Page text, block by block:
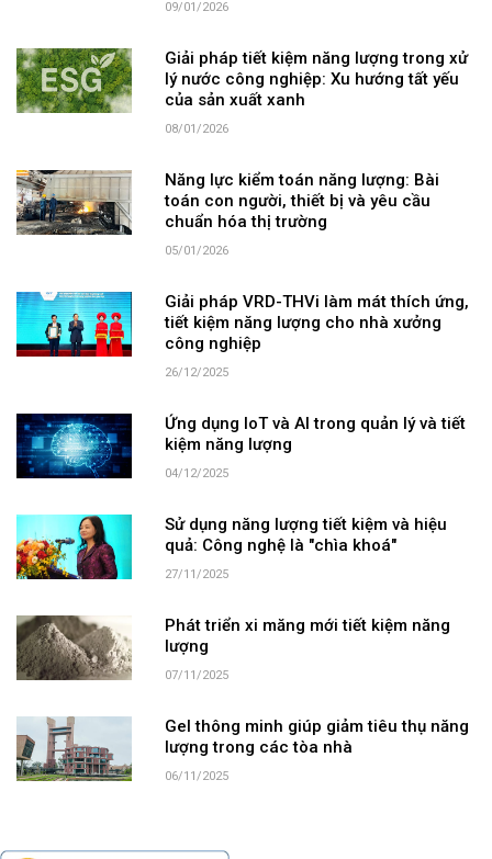
09/01/2026
Giải pháp tiết kiệm năng lượng trong xử
lý nước công nghiệp: Xu hướng tất yếu
của sản xuất xanh
08/01/2026
Năng lực kiểm toán năng lượng: Bài
toán con người, thiết bị và yêu cầu
chuẩn hóa thị trường
05/01/2026
Giải pháp VRD-THVi làm mát thích ứng,
tiết kiệm năng lượng cho nhà xưởng
công nghiệp
26/12/2025
Ứng dụng IoT và AI trong quản lý và tiết
kiệm năng lượng
04/12/2025
Sử dụng năng lượng tiết kiệm và hiệu
quả: Công nghệ là "chìa khoá"
27/11/2025
Phát triển xi măng mới tiết kiệm năng
lượng
07/11/2025
Gel thông minh giúp giảm tiêu thụ năng
lượng trong các tòa nhà
06/11/2025